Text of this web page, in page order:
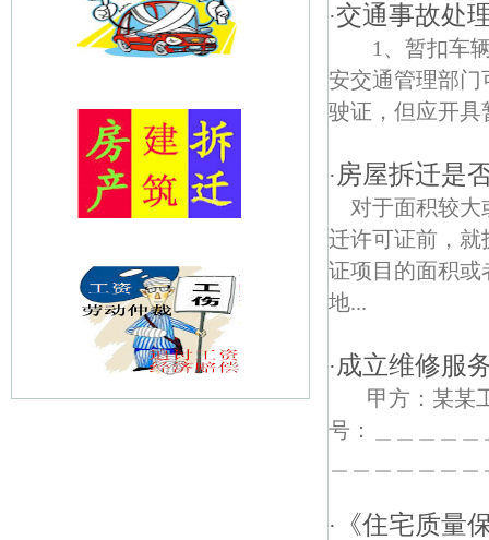
·交通事故处
1、暂扣车
安交通管理部
驶证，但应开具
· 房屋拆迁是
对于面积较
迁许可证前，就
证项目的面积或
地...
·成立维修服
甲方：某
号：＿＿＿＿
· 《住宅质量